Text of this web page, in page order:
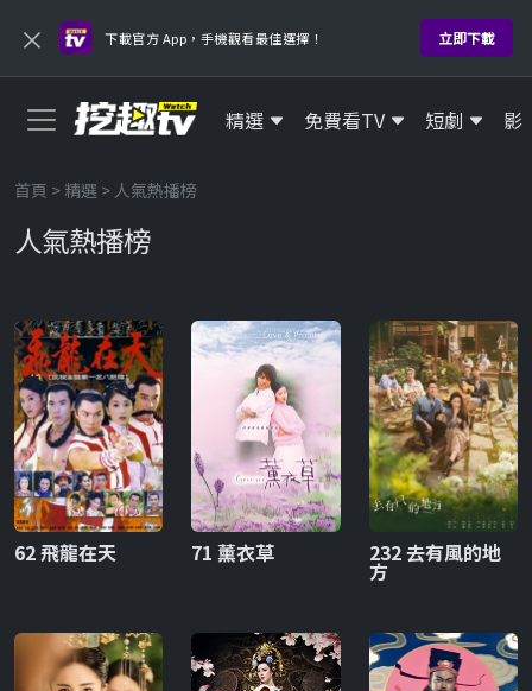
× 下載官方 App，手機觀看最佳選擇！ 立即下載
精選 免費看TV 短劇 影
首頁 > 精選 > 人氣熱播榜
人氣熱播榜
62 飛龍在天 71 薰衣草 232 去有風的地
方